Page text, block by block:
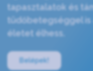
tapasztalatok és
tüdőbetegséggel
életet élhess.
Belépek!